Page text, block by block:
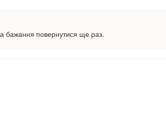
бажання повернутися ще раз.